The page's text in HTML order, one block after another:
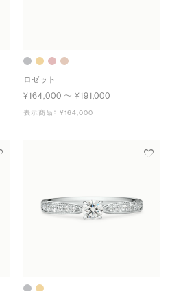
ロゼット
¥164,000 〜 ¥191,000
表示商品： ¥164,000